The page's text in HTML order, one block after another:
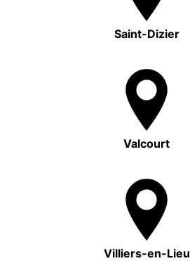
Saint-Dizier
Valcourt
Villiers-en-Lieu